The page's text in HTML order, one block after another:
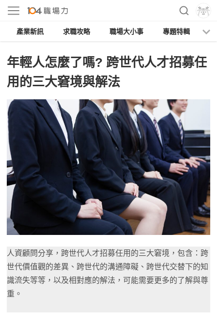
產業新訊 求職攻略 職場大小事 專題特輯
年輕人怎麼了嗎? 跨世代人才招募任
用的三大窘境與解法
人資顧問分享，跨世代人才招募任用的三大窘境，包含：跨
世代價值觀的差異、跨世代的溝通障礙、跨世代交替下的知
識流失等等，以及相對應的解法，可能需要更多的了解與尊
重。